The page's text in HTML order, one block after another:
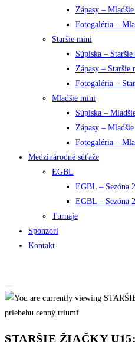
Zápasy –
Fotogaléria –
Staršie mini
Súpiska –
Zápasy – Staršie
Fotogaléria –
Mladšie mini
Súpiska –
Zápasy –
Fotogaléria –
Medzinárodné súťaže
EGBL
EGBL – Sezóna
EGBL – Sezóna
Turnaje
Sponzori
Kontakt
STARŠIE ŽIAČKY